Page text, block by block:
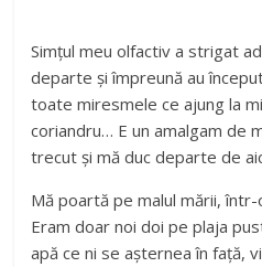
Simțul meu olfactiv a strigat
departe și împreună au
toate miresmele ce ajung la
coriandru… E un amalgam de
trecut și mă duc departe de
Mă poartă pe malul mării,
Eram doar noi doi pe plaja
apă ce ni se așternea în față,